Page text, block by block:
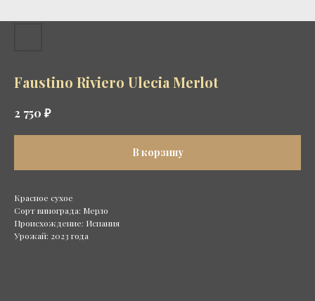
Faustino Riviero Ulecia Merlot
2 750 ₽
В корзину
Красное сухое
Сорт винограда: Мерло
Происхождение: Испания
Урожай: 2023 года